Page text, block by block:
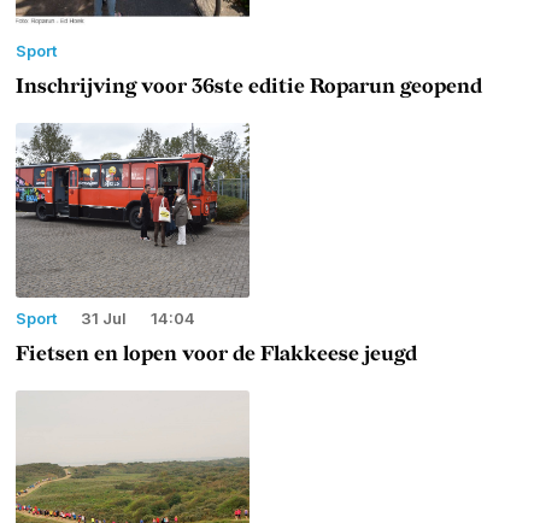
Sport
Inschrijving voor 36ste editie Roparun geopend
Sport 31 Jul 14:04
Fietsen en lopen voor de Flakkeese jeugd